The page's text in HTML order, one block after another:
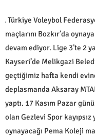
Türkiye Voleybol
maçlarını Bozkır’da
devam ediyor. Lige 3’te 2
Kayseri’de Melikgazi
geçtiğimiz hafta kendi
deplasmanda Aksaray
yaptı. 17 Kasım Pazar
olan Gezlevi Spor
oynayacağı Pema Koleji